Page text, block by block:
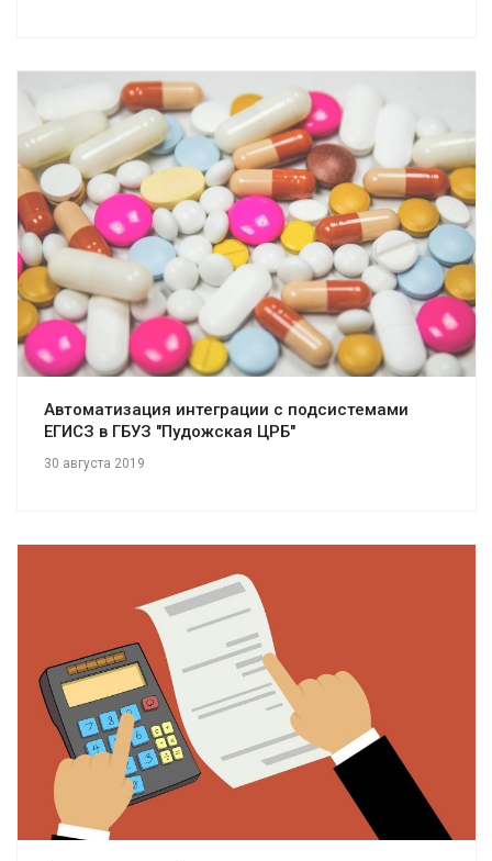
Смотреть проект
Автоматизация интеграции с подсистемами
ЕГИСЗ в ГБУЗ "Пудожская ЦРБ"
30 августа 2019
Смотреть проект